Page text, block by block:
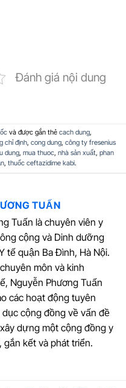
Đánh giá nội dung
và được gắn thẻ cach dung,
chỉ định, cong dung, công ty fresenius
dung, mua thuoc, nhà sản xuất, phan
, thuốc ceftazidime kabi.
TUẤN
Tuấn là chuyên viên y
cộng và Dinh dưỡng
tế quận Ba Đình, Hà Nội.
môn và kinh
Nguyễn Phương Tuấn
các hoạt động tuyên
cộng đồng về vấn đề
dựng một cộng đồng y
gắn kết và phát triển.